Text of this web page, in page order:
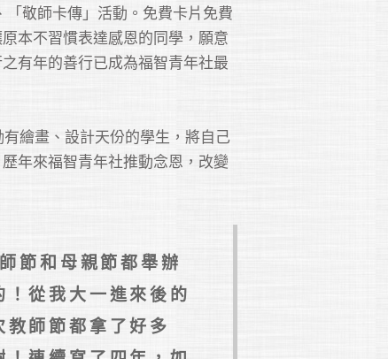
敬師卡傳」活動。免費卡片免費
本不習慣表達感恩的同學，願意
有年的善行已成為福智青年社最
繪畫、設計天份的學生，將自己
年來福智青年社推動念恩，改變
節和母親節都舉辦
從我大一進來後的
師節都拿了好多